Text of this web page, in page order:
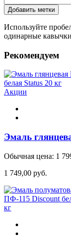
Добавить метки
Используйте
одинарные
Рекомендуем
Акции
Эмаль
Обычная цена: 1
1 749,00 руб.